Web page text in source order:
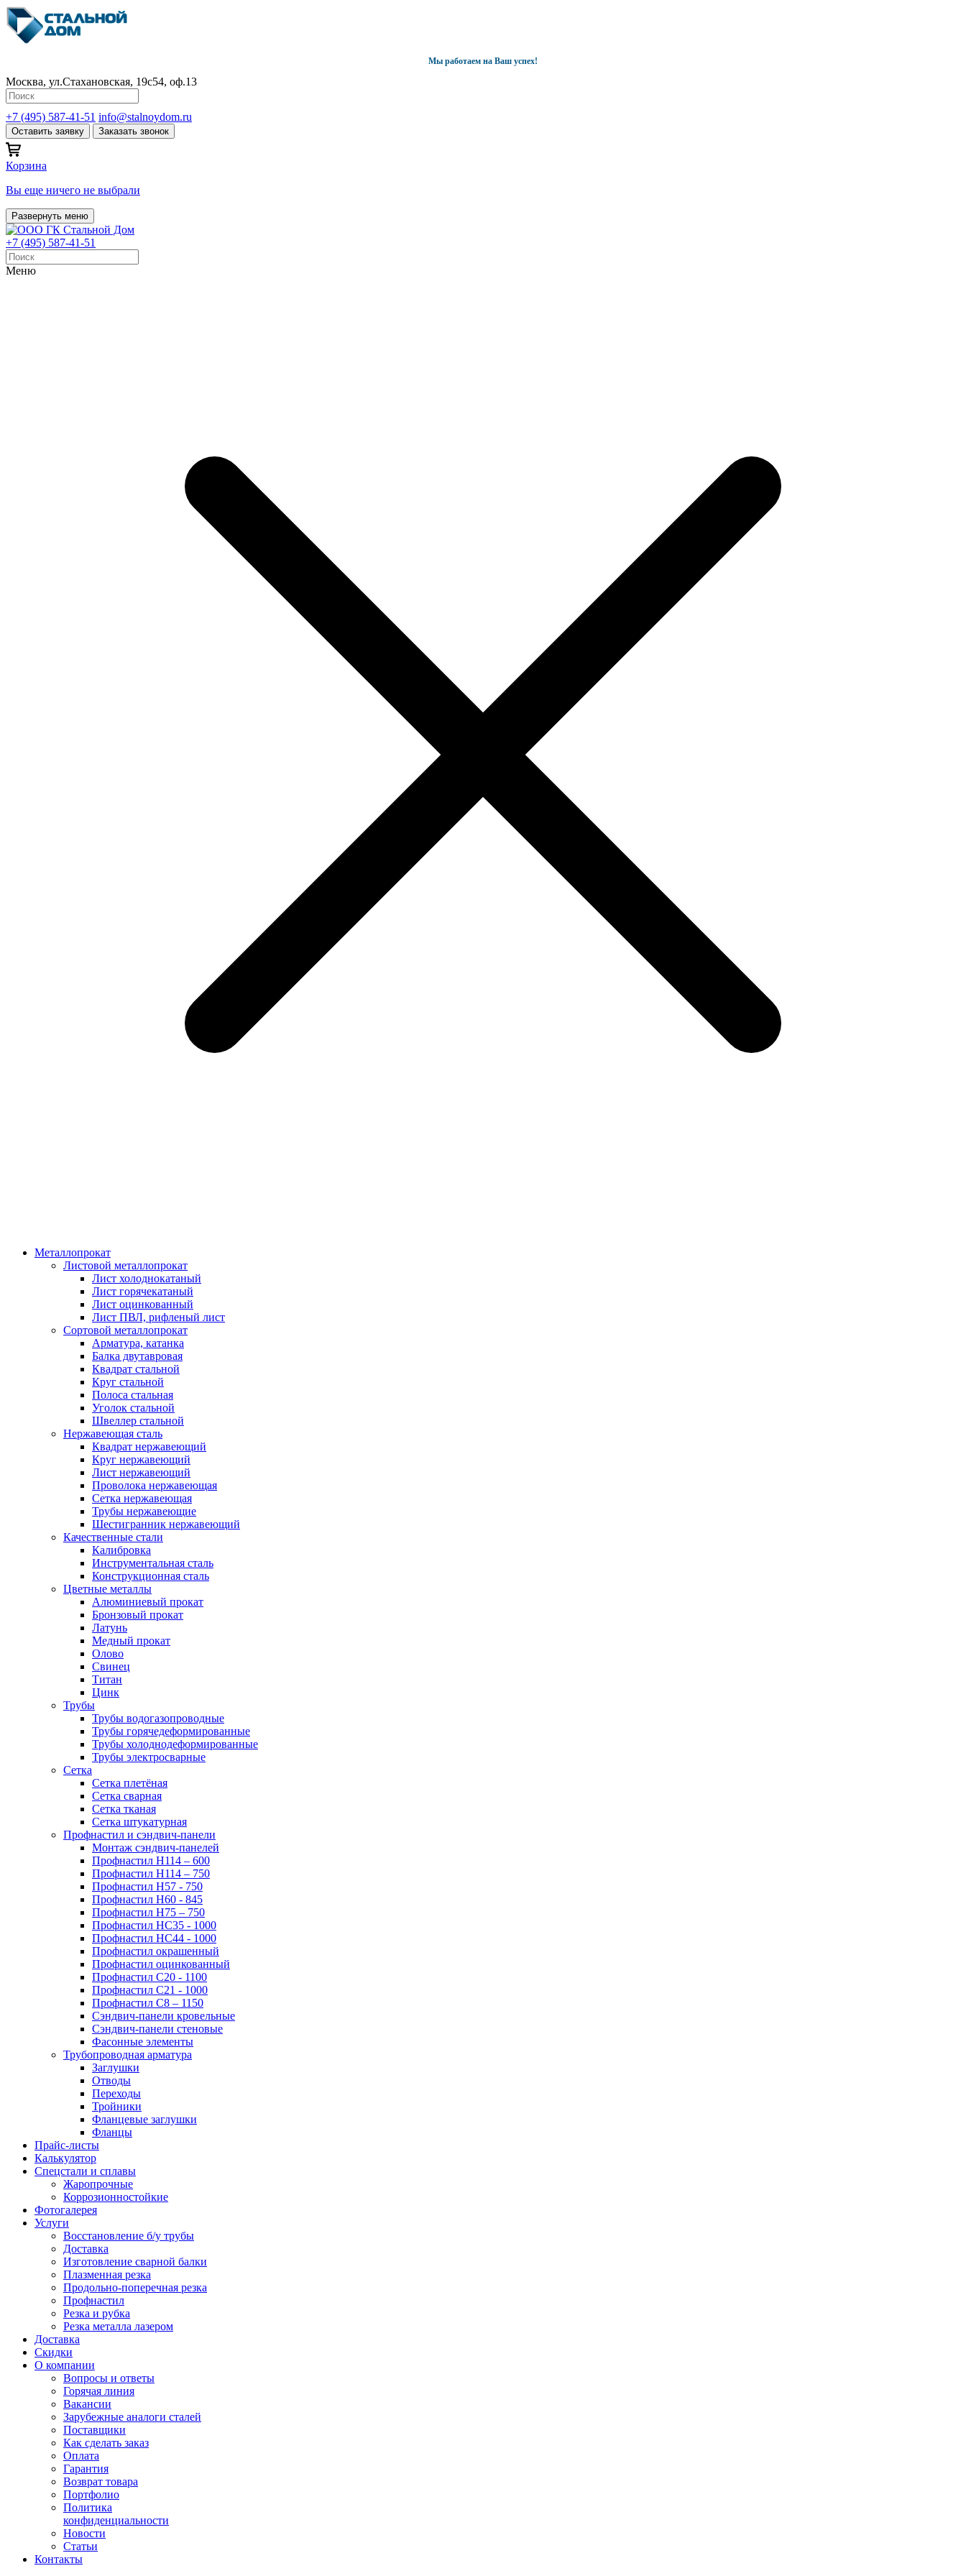
Мы работаем на Ваш успех!
Москва, ул.Стахановская, 19с54, оф.13
+7 (495) 587-41-51 info@stalnoydom.ru
Оставить заявку Заказать звонок
Корзина
Вы еще ничего не выбрали
Развернуть меню
+7 (495) 587-41-51
Меню
Металлопрокат
Листовой металлопрокат
Лист холоднокатаный
Лист горячекатаный
Лист оцинкованный
Лист ПВЛ, рифленый лист
Сортовой металлопрокат
Арматура, катанка
Балка двутавровая
Квадрат стальной
Круг стальной
Полоса стальная
Уголок стальной
Швеллер стальной
Нержавеющая сталь
Квадрат нержавеющий
Круг нержавеющий
Лист нержавеющий
Проволока нержавеющая
Сетка нержавеющая
Трубы нержавеющие
Шестигранник нержавеющий
Качественные стали
Калибровка
Инструментальная сталь
Конструкционная сталь
Цветные металлы
Алюминиевый прокат
Бронзовый прокат
Латунь
Медный прокат
Олово
Свинец
Титан
Цинк
Трубы
Трубы водогазопроводные
Трубы горячедеформированные
Трубы холоднодеформированные
Трубы электросварные
Сетка
Сетка плетёная
Сетка сварная
Сетка тканая
Сетка штукатурная
Профнастил и сэндвич-панели
Монтаж сэндвич-панелей
Профнастил Н114 – 600
Профнастил Н114 – 750
Профнастил Н57 - 750
Профнастил Н60 - 845
Профнастил Н75 – 750
Профнастил НС35 - 1000
Профнастил НС44 - 1000
Профнастил окрашенный
Профнастил оцинкованный
Профнастил С20 - 1100
Профнастил С21 - 1000
Профнастил С8 – 1150
Сэндвич-панели кровельные
Сэндвич-панели стеновые
Фасонные элементы
Трубопроводная арматура
Заглушки
Отводы
Переходы
Тройники
Фланцевые заглушки
Фланцы
Прайс-листы
Калькулятор
Спецстали и сплавы
Жаропрочные
Коррозионностойкие
Фотогалерея
Услуги
Восстановление б/у трубы
Доставка
Изготовление сварной балки
Плазменная резка
Продольно-поперечная резка
Профнастил
Резка и рубка
Резка металла лазером
Доставка
Скидки
О компании
Вопросы и ответы
Горячая линия
Вакансии
Зарубежные аналоги сталей
Поставщики
Как сделать заказ
Оплата
Гарантия
Возврат товара
Портфолио
Политика
конфиденциальности
Новости
Статьи
Контакты